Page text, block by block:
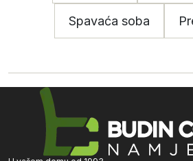
Spavaća soba